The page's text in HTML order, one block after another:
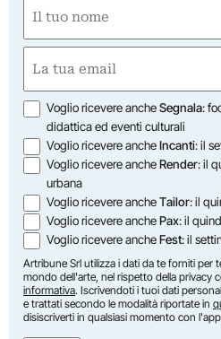
(Obbligatorio)
Nome
(Obbligatorio)
Opzioni
Voglio ricevere ancheSegnala:
didattica ed eventi culturali
Voglio ricevere ancheIncanti: il
Voglio ricevere ancheRender: il
urbana
Voglio ricevere ancheTailor: il
Voglio ricevere anchePax: il
Voglio ricevere ancheFest: il
Artribune Srl utilizza i dati da te forniti per
mondo dell'arte, nel rispetto della privacy
informativa. Iscrivendoti i tuoi dati
e trattati secondo le modalità riportate in
disiscriverti in qualsiasi momento con